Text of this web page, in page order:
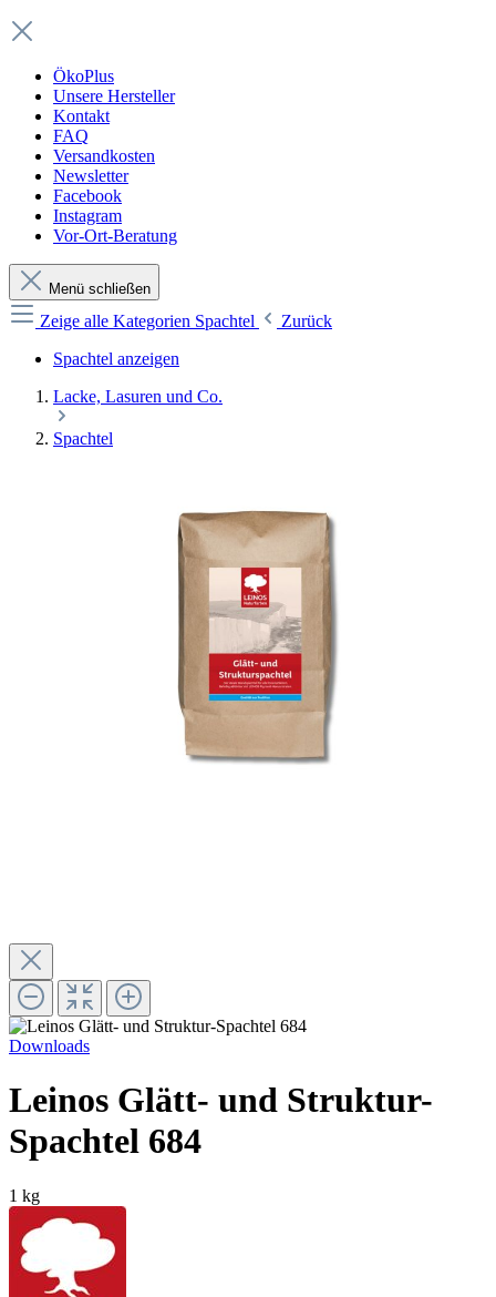
ÖkoPlus
Unsere Hersteller
Kontakt
FAQ
Versandkosten
Newsletter
Facebook
Instagram
Vor-Ort-Beratung
Menü schließen
Zeige alle Kategorien Spachtel
Zurück
Spachtel anzeigen
Lacke, Lasuren und Co.
Spachtel
Downloads
Leinos Glätt- und Struktur-
Spachtel 684
1 kg